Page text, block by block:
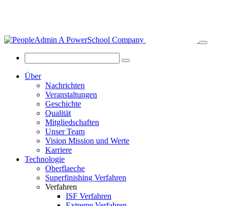
Über
Nachrichten
Veranstaltungen
Geschichte
Qualität
Mitgliedschaften
Unser Team
Vision Mission und Werte
Karriere
Technologie
Oberflaeche
Superfinishing Verfahren
Verfahren
ISF Verfahren